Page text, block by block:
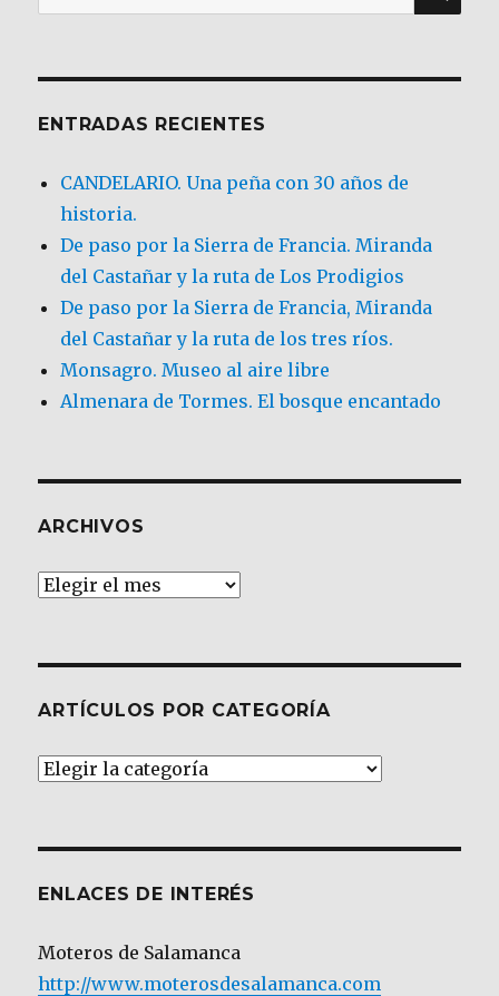
por:
ENTRADAS RECIENTES
CANDELARIO. Una peña con 30 años de
historia.
De paso por la Sierra de Francia. Miranda
del Castañar y la ruta de Los Prodigios
De paso por la Sierra de Francia, Miranda
del Castañar y la ruta de los tres ríos.
Monsagro. Museo al aire libre
Almenara de Tormes. El bosque encantado
ARCHIVOS
Archivos
ARTÍCULOS POR CATEGORÍA
Artículos
ENLACES DE INTERÉS
Moteros de Salamanca
http://www.moterosdesalamanca.com